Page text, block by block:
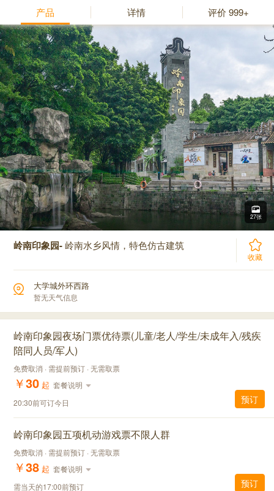
产品 详情 评价999+
27张
岭南印象园-岭南水乡风情，特色仿古建筑
收藏
大学城外环西路
暂无天气信息
岭南印象园夜场门票优待票(儿童/老人/学生/未成年入/残疾
陪同人员/军人)
免费取消 · 需提前预订 · 无需取票
￥30 起 套餐说明
20:30前可订今日
预订
岭南印象园五项机动游戏票不限人群
免费取消 · 需提前预订 · 无需取票
￥38 起 套餐说明
需当天的17:00前预订
预订